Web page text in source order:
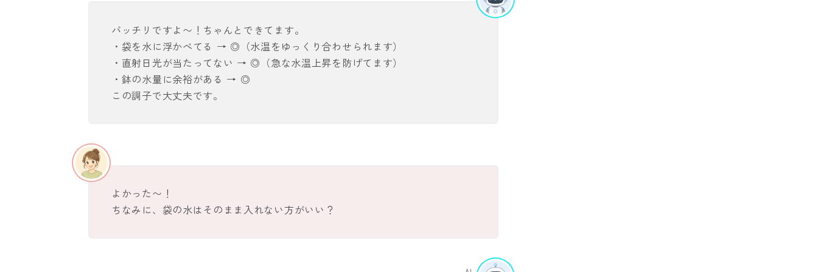
バッチリですよ〜！ちゃんとできてます。
・袋を水に浮かべてる → ◎（水温をゆっくり合わせられます）
・直射日光が当たってない → ◎（急な水温上昇を防げてます）
・鉢の水量に余裕がある → ◎
この調子で大丈夫です。
よかった〜！
ちなみに、袋の水はそのまま入れない方がいい？